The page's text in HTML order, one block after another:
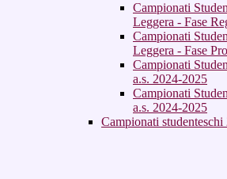
Campionati
Leggera - Fase
Campionati
Leggera - Fase
Campionati
a.s. 2024-2025
Campionati
a.s. 2024-2025
Campionati